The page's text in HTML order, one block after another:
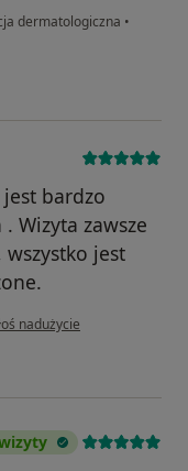
dermatologiczna •
bardzo
Wizyta zawsze
jest
użytkownika Alina
nadużycie